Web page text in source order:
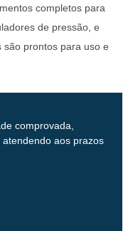
completos para
de pressão, e
são prontos para uso e
comprovada,
aos prazos